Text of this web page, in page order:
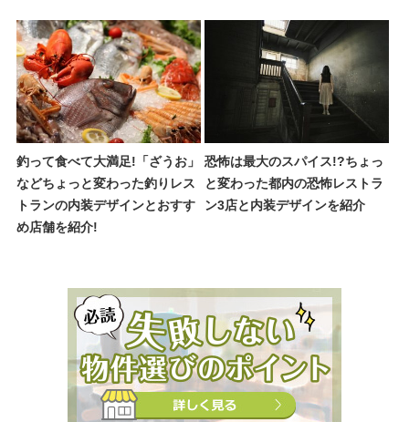
釣って食べて大満足!「ざうお」
などちょっと変わった釣りレス
トランの内装デザインとおすす
め店舗を紹介!
恐怖は最大のスパイス!?ちょっ
と変わった都内の恐怖レストラ
ン3店と内装デザインを紹介